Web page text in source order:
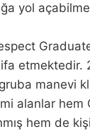
yol
etmektedir.
manevi
alanlar hem
hem de